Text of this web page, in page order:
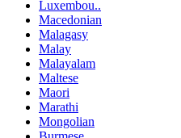
Luxembou..
Macedonian
Malagasy
Malay
Malayalam
Maltese
Maori
Marathi
Mongolian